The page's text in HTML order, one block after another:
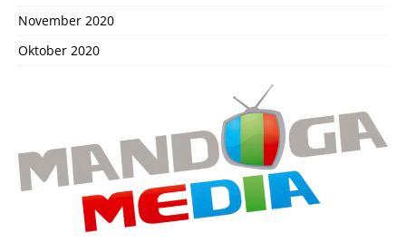
November 2020
Oktober 2020